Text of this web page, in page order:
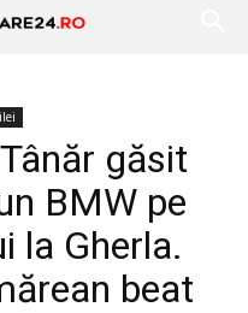
găsit
BMW pe
la Gherla.
beat